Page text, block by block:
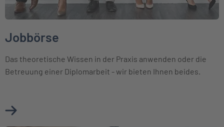
Jobbörse
Das theoretische Wissen in der Praxis anwenden oder die
Betreuung einer Diplomarbeit - wir bieten Ihnen beides.
Mehr über Jobbörse erfahren